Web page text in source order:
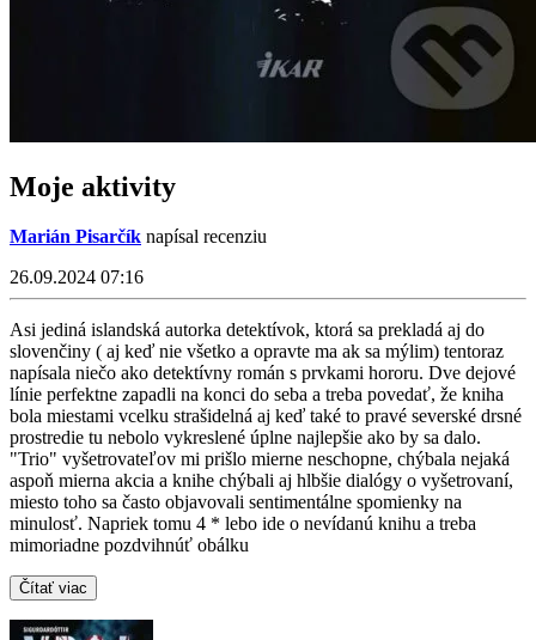
Moje aktivity
Marián Pisarčík napísal recenziu
26.09.2024 07:16
Asi jediná islandská autorka detektívok, ktorá sa prekladá aj do
slovenčiny ( aj keď nie všetko a opravte ma ak sa mýlim) tentoraz
napísala niečo ako detektívny román s prvkami hororu. Dve dejové
línie perfektne zapadli na konci do seba a treba povedať, že kniha
bola miestami vcelku strašidelná aj keď také to pravé severské drsné
prostredie tu nebolo vykreslené úplne najlepšie ako by sa dalo.
"Trio" vyšetrovateľov mi prišlo mierne neschopne, chýbala nejaká
aspoň mierna akcia a knihe chýbali aj hlbšie dialógy o vyšetrovaní,
miesto toho sa často objavovali sentimentálne spomienky na
minulosť. Napriek tomu 4 * lebo ide o nevídanú knihu a treba
mimoriadne pozdvihnúť obálku
Čítať viac